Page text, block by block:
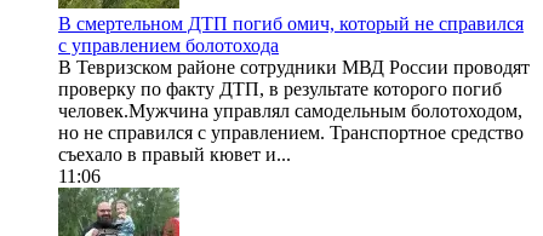
В смертельном ДТП погиб омич, который не справился
с управлением болотохода
В Тевризском районе сотрудники МВД России проводят
проверку по факту ДТП, в результате которого погиб
человек.Мужчина управлял самодельным болотоходом,
но не справился с управлением. Транспортное средство
съехало в правый кювет и...
11:06